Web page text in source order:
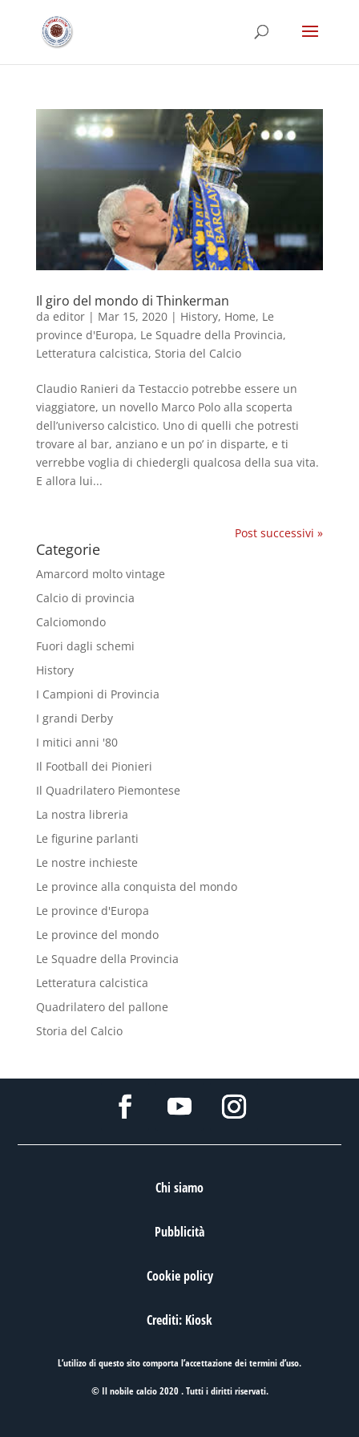
Il giro del mondo di Thinkerman
da editor| Mar 15, 2020| History, Home, Le
province d'Europa, Le Squadre della Provincia,
Letteratura calcistica, Storia del Calcio
Claudio Ranieri da Testaccio potrebbe essere un
viaggiatore, un novello Marco Polo alla scoperta
dell’universo calcistico. Uno di quelli che potresti
trovare al bar, anziano e un po’ in disparte, e ti
verrebbe voglia di chiedergli qualcosa della sua vita.
E allora lui...
Post successivi »
Categorie
Amarcord molto vintage
Calcio di provincia
Calciomondo
Fuori dagli schemi
History
I Campioni di Provincia
I grandi Derby
I mitici anni '80
Il Football dei Pionieri
Il Quadrilatero Piemontese
La nostra libreria
Le figurine parlanti
Le nostre inchieste
Le province alla conquista del mondo
Le province d'Europa
Le province del mondo
Le Squadre della Provincia
Letteratura calcistica
Quadrilatero del pallone
Storia del Calcio
Chi siamo
Pubblicità
Cookie policy
Crediti: Kiosk
L’utilizo di questo sito comporta l’accettazione deitermini d’uso.
© Il nobile calcio 2020 . Tutti i diritti riservati.